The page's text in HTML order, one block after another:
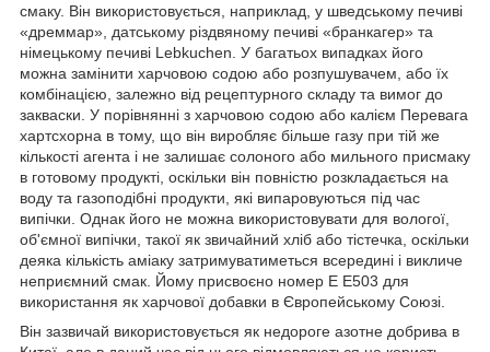
смаку. Він використовується, наприклад, у шведському печиві
«дреммар», датському різдвяному печиві «бранкагер» та
німецькому печиві Lebkuchen. У багатьох випадках його
можна замінити харчовою содою або розпушувачем, або їх
комбінацією, залежно від рецептурного складу та вимог до
закваски. У порівнянні з харчовою содою або калієм Перевага
хартсхорна в тому, що він виробляє більше газу при тій же
кількості агента і не залишає солоного або мильного присмаку
в готовому продукті, оскільки він повністю розкладається на
воду та газоподібні продукти, які випаровуються під час
випічки. Однак його не можна використовувати для вологої,
об'ємної випічки, такої як звичайний хліб або тістечка, оскільки
деяка кількість аміаку затримуватиметься всередині і викличе
неприємний смак. Йому присвоєно номер E E503 для
використання як харчової добавки в Європейському Союзі.
Він зазвичай використовується як недороге азотне добрива в